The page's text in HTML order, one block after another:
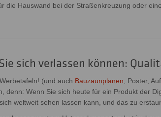
die Hauswand bei der Straßenkreuzung oder
sich verlassen können:
(und auch Bauzaunplanen , Poster,
denn: Wenn Sie sich heute für ein Produkt der
weltweit sehen lassen kann, und das zu